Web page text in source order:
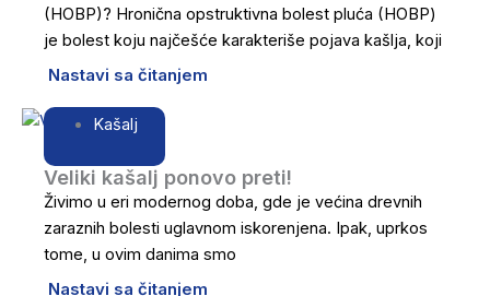
(HOBP)? Hronična opstruktivna bolest pluća (HOBP)
je bolest koju najčešće karakteriše pojava kašlja, koji
Nastavi sa čitanjem
Kašalj
Veliki kašalj ponovo preti!
Živimo u eri modernog doba, gde je većina drevnih
zaraznih bolesti uglavnom iskorenjena. Ipak, uprkos
tome, u ovim danima smo
Nastavi sa čitanjem